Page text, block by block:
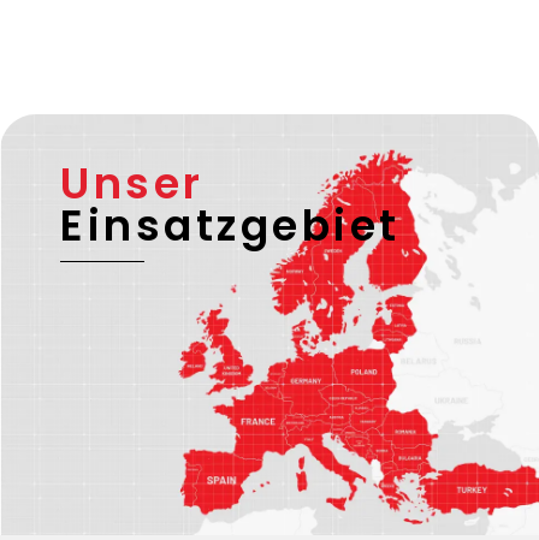
Unser
Einsatzgebiet